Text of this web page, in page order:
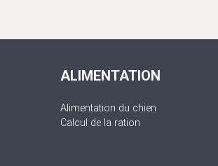
ALIMENTATION
Alimentation du chien
Calcul de la ration